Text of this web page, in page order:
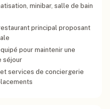
minibar, salle de bain
principal proposant
pour maintenir une
séjour
services de conciergerie